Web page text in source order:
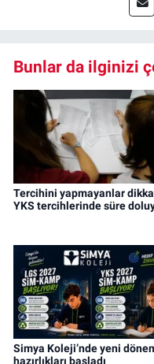
Bunlar da ilginizi
Tercihini yapmayanlar
YKS tercihlerinde süre
Simya Koleji’nde yeni
hazırlıkları başladı